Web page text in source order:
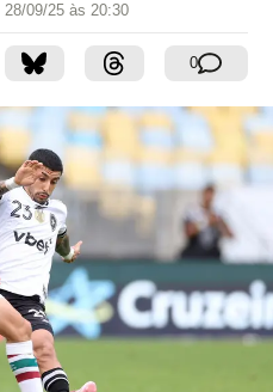
28/09/25 às 20:30
0